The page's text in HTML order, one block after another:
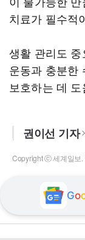
치료가 필수적
생활 관리도
운동과 충분한
보호하는 데
권이선 기자
Copyright ⓒ 세계일보.
Go